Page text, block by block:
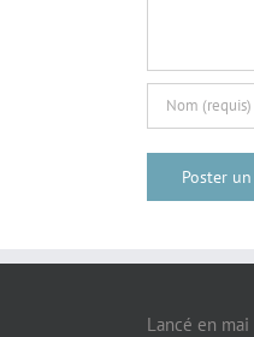
Lancé en